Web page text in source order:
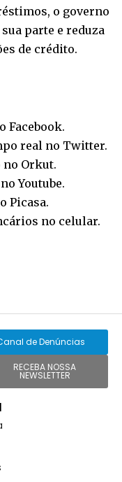
o governo
parte e reduza
de crédito.
Facebook.
real no Twitter.
no Orkut.
noYoutube.
Picasa.
no celular.
de Denúncias
RECEBA NOSSA
NEWSLETTER